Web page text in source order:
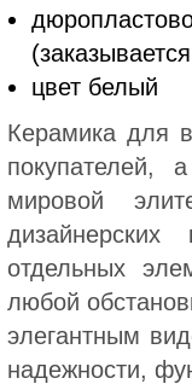
цвет белый
Керамика для
покупателей,
мировой
отдельных
любой
элегантным
надежности,